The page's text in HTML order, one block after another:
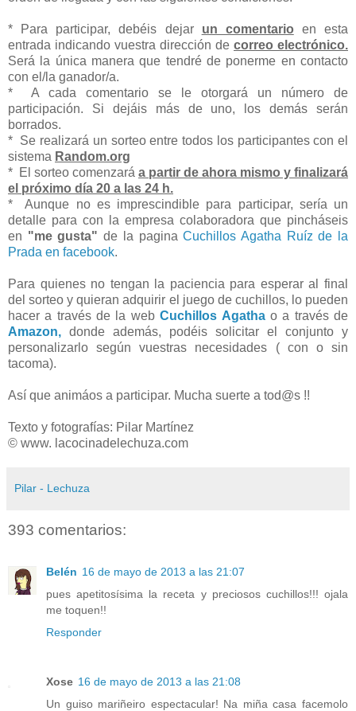
* Para participar, debéis dejar un comentario en esta
entrada indicando vuestra dirección de correo electrónico.
Será la única manera que tendré de ponerme en contacto
con el/la ganador/a.
* A cada comentario se le otorgará un número de
participación. Si dejáis más de uno, los demás serán
borrados.
* Se realizará un sorteo entre todos los participantes con el
sistema Random.org
* El sorteo comenzará a partir de ahora mismo y finalizará
el próximo día 20 a las 24 h.
* Aunque no es imprescindible para participar, sería un
detalle para con la empresa colaboradora que pincháseis
en "me gusta" de la paginaCuchillos Agatha Ruíz de la
Prada en facebook.
Para quienes no tengan la paciencia para esperar al final
del sorteo y quieran adquirir el juego de cuchillos, lo pueden
hacer a través de la webCuchillos Agathao a través de
Amazon, donde además, podéis solicitar el conjunto y
personalizarlo según vuestras necesidades ( con o sin
tacoma).
Así que animáos a participar. Mucha suerte a tod@s !!
Texto y fotografías: Pilar Martínez
© www. lacocinadelechuza.com
Pilar - Lechuza
393 comentarios:
Belén 16 de mayo de 2013 a las 21:07
pues apetitosísima la receta y preciosos cuchillos!!! ojala
me toquen!!
Responder
Xose 16 de mayo de 2013 a las 21:08
Un guiso mariñeiro espectacular! Na miña casa facemolo